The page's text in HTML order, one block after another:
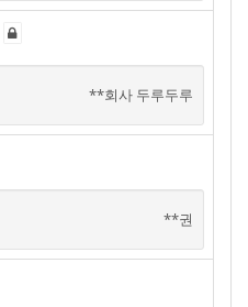
**회사 두루두루
**권